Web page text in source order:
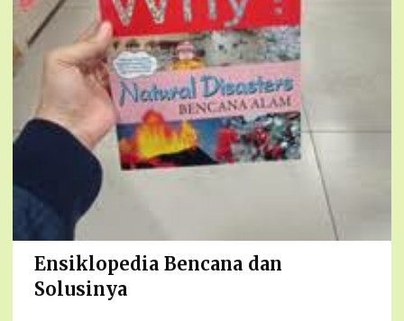
Ensiklopedia Bencana dan
Solusinya